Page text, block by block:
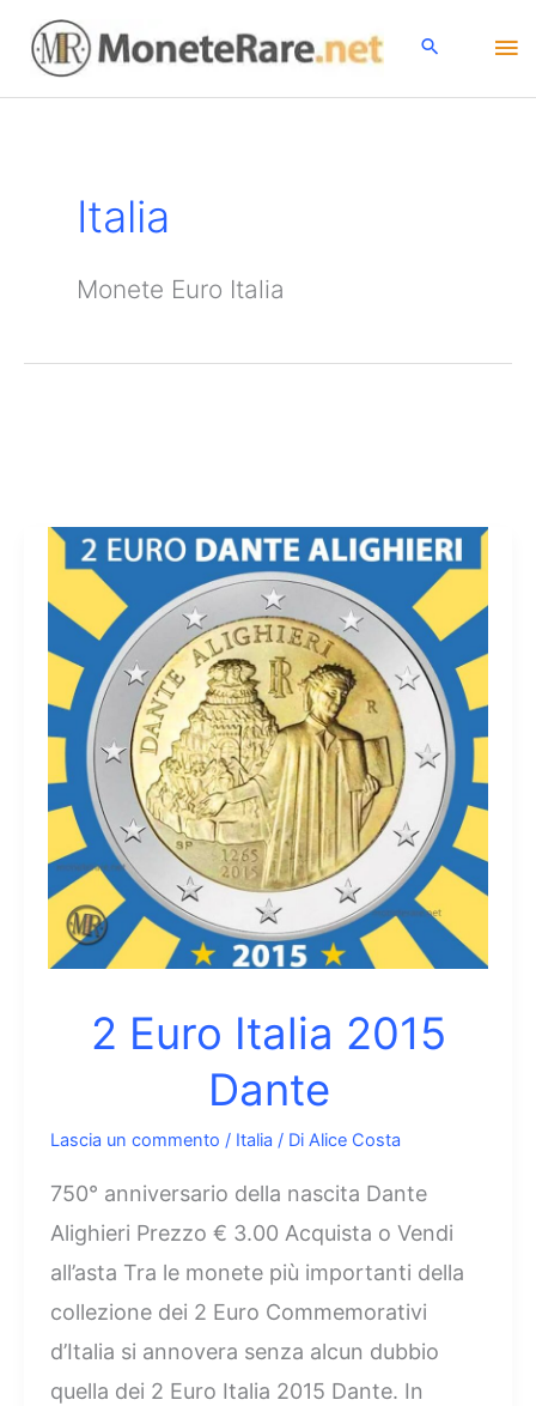
contenuto
Italia
Monete Euro Italia
2 Euro Italia 2015
Dante
Lascia un commento / Italia / Di Alice Costa
750° anniversario della nascita Dante
Alighieri Prezzo € 3.00 Acquista o Vendi
all’asta Tra le monete più importanti della
collezione dei 2 Euro Commemorativi
d’Italia si annovera senza alcun dubbio
quella dei 2 Euro Italia 2015 Dante. In